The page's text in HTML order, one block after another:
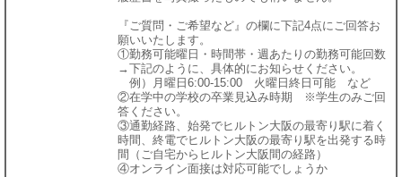
『ご質問・ご希望など』の欄に下記4点にご回答お
願いいたします。
①勤務可能曜日・時間帯・週あたりの勤務可能回数
→下記のように、具体的にお知らせください。
例）月曜日6:00-15:00 火曜日終日可能 など
②在学中の学校の卒業見込み時期 ※学生のみご回
答ください。
③通勤経路、始発でヒルトン大阪の最寄り駅に着く
時間、終電でヒルトン大阪の最寄り駅を出発する時
間（ご自宅からヒルトン大阪間の経路）
④オンライン面接は対応可能でしょうか